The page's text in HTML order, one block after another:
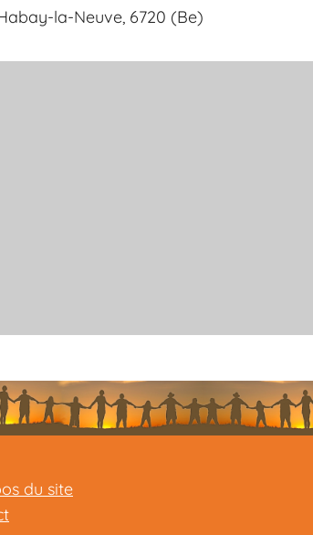
la-Neuve, 6720 (Be)
du site